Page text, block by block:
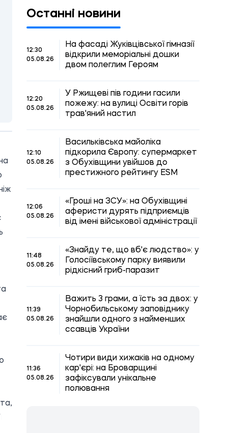
Останні новини
12:30
05.08.26
На фасаді Жуківцівської гімназії
відкрили меморіальні дошки
двом полеглим Героям
12:20
05.08.26
У Ржищеві пів години гасили
пожежу: на вулиці Освіти горів
трав'яний настил
12:10
05.08.26
Васильківська майоліка
підкорила Європу: супермаркет
з Обухівщини увійшов до
престижного рейтингу ESM
12:06
05.08.26
«Гроші на ЗСУ»: на Обухівщині
аферисти дурять підприємців
від імені військової адміністрації
11:48
05.08.26
«Знайду те, що вб'є людство»: у
Голосіївському парку виявили
рідкісний гриб-паразит
11:39
05.08.26
Важить 3 грами, а їсть за двох: у
Чорнобильському заповіднику
знайшли одного з найменших
ссавців України
11:36
05.08.26
Чотири види хижаків на одному
кар'єрі: на Броварщині
зафіксували унікальне
полювання